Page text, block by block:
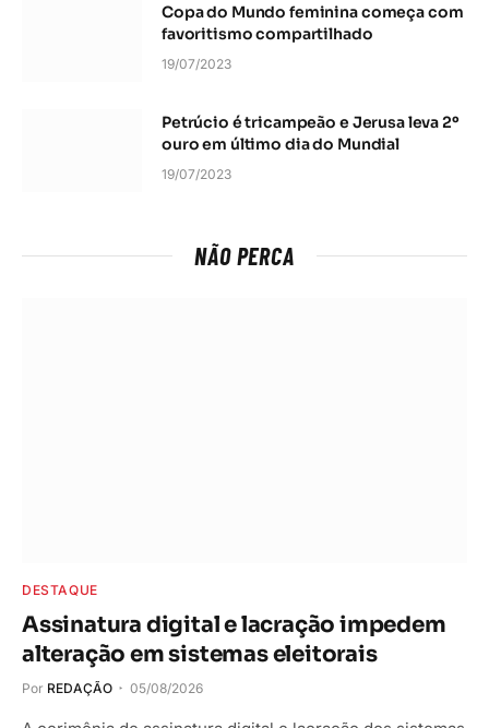
Copa do Mundo feminina começa com
favoritismo compartilhado
19/07/2023
Petrúcio é tricampeão e Jerusa leva 2º
ouro em último dia do Mundial
19/07/2023
NÃO PERCA
DESTAQUE
Assinatura digital e lacração impedem
alteração em sistemas eleitorais
Por REDAÇÃO 05/08/2026